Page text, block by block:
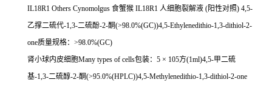
IL18R1 Others Cynomolgus 食蟹猴 IL18R1 人细胞裂解液 (阳性对照) 4,5-
乙撑二硫代-1,3-二硫酚-2-酮(>98.0%(GC))4,5-Ethylenedithio-1,3-dithiol-2-
one质量规格： >98.0%(GC)
肾小球内皮细胞Many types of cells包装： 5 × 105方(1ml)4,5-甲二硫
基-1,3-二硫醇-2-酮(>95.0%(HPLC))4,5-Methylenedithio-1,3-dithiol-2-one